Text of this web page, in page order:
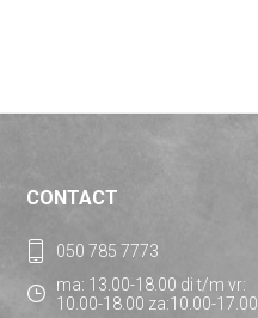
CONTACT
050 785 7773
ma: 13.00-18.00 di t/m vr:
10.00-18.00 za:10.00-17.00